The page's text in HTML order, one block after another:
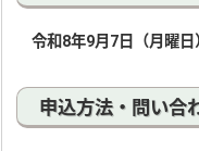
令和8年9月7日（月曜日
申込方法・問い合